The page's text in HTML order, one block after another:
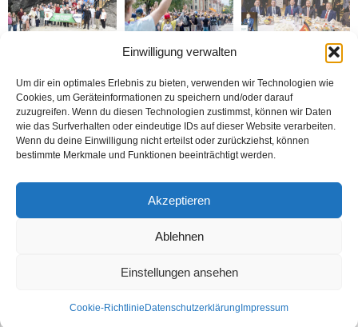
Einwilligung verwalten
Um dir ein optimales Erlebnis zu bieten, verwenden wir Technologien wie
Cookies, um Geräteinformationen zu speichern und/oder darauf
zuzugreifen. Wenn du diesen Technologien zustimmst, können wir Daten
wie das Surfverhalten oder eindeutige IDs auf dieser Website verarbeiten.
Wenn du deine Einwilligung nicht erteilst oder zurückziehst, können
bestimmte Merkmale und Funktionen beeinträchtigt werden.
Akzeptieren
Ablehnen
Einstellungen ansehen
Cookie-Richtlinie Datenschutzerklärung Impressum
Brandmauer adé: Die
AfD und das Versagen
MÜSİAD Genel Başkanı
buluşturduğu bir
noktada birleşti“
BİZİ BU ÇOCUKLAR
DÜNYA KUPASINA
TAŞIDI
© Öztürk Gazetesi 1986 – 2026